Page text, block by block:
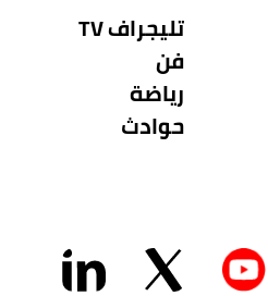
تليجراف TV
فن
رياضة
حوادث